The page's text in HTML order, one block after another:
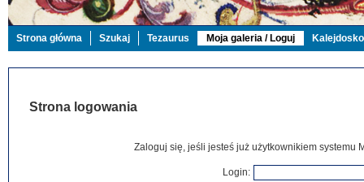
Strona główna Szukaj Tezaurus Moja galeria / Loguj
Strona logowania
Zaloguj się, jeśli jesteś już użytkownikiem systemu
Login: